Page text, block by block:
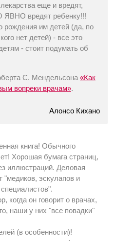
еще и вредят,
ЯВНО вредят ребенку!!!
рождения им детей (да, по
нет детей) - все это
- стоит подумать об
С. Мендельсона «Как
вопреки врачам».
Алонсо Кихано
книга! Обычного
Хорошая бумага страниц,
иллюстраций. Деловая
"медиков, эскулапов и
когда он говорит о врачах,
наши у них "все повадки"
(в особенности)!